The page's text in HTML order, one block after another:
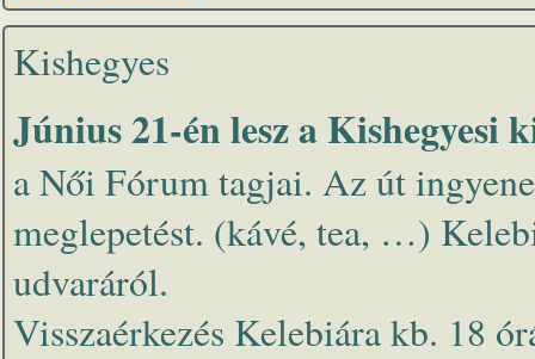
Kishegyes
Június 21-én lesz a Kishegyesi
a Női Fórum tagjai. Az út
meglepetést. (kávé, tea, …)
udvaráról.
Visszaérkezés Kelebiára kb. 18